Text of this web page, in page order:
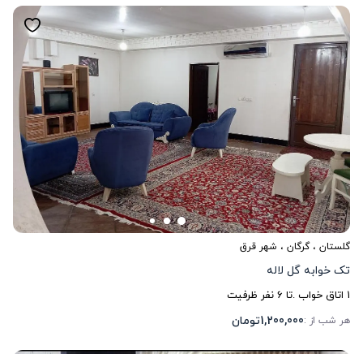
گلستان ،گرگان ، شهر قرق
تک خوابه گل لاله
1 اتاق خواب .تا 6نفر ظرفیت
هر شب از :1,200,000تومان